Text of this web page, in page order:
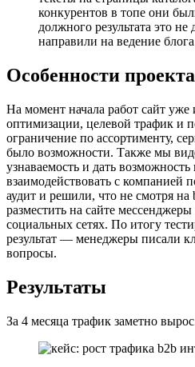
конкурентов в топе они
должного результата это
направили на ведение
Особенности проекта
На момент начала работ сайт
оптимизации, целевой трафик и
ограничение по ассортименту,
было возможности. Также мы
узнаваемость и дать возможность
взаимодействовать с компанией
аудит и решили, что не смотря на
разместить на сайте
социальных сетях. По итогу
результат — менеджеры писали
вопросы.
Результаты
За 4 месяца трафик заметно